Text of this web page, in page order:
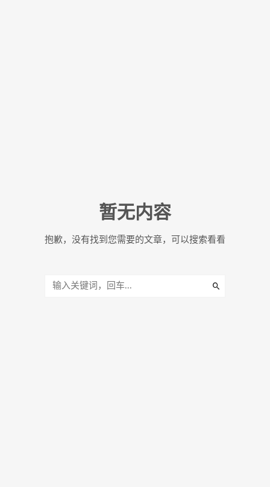
暂无内容
抱歉，没有找到您需要的文章，可以搜索看看